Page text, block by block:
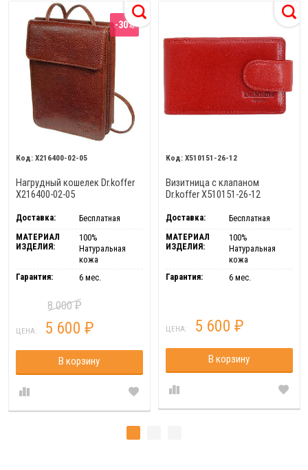
-30%
X216400-02-05
Нагрудный кошелек Dr.koffer
X216400-02-05
Доставка:
Бесплатная
МАТЕРИАЛ
ИЗДЕЛИЯ:
100%
Натуральная
кожа
Гарантия:
6 мес.
8 000₽
ЦЕНА: 5 600 ₽
В корзину
X510151-26-12
Визитница с клапаном
Dr.koffer X510151-26-12
Доставка:
Бесплатная
МАТЕРИАЛ
ИЗДЕЛИЯ:
100%
Натуральная
кожа
Гарантия:
6 мес.
ЦЕНА: 5 600 ₽
В корзину